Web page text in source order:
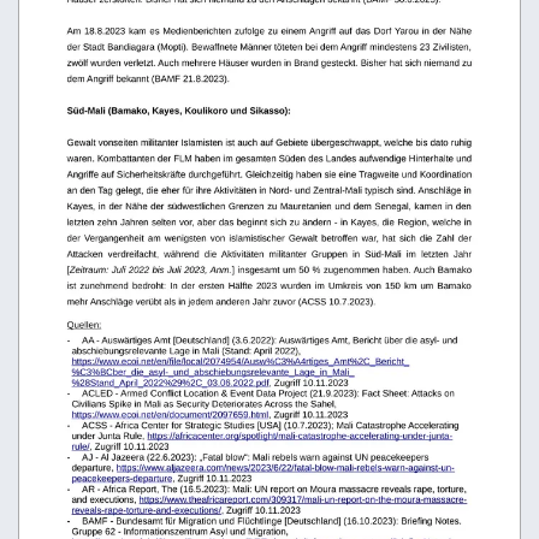
Am 18.8.2023 kam es Medienberichten zufolge zu einem Angriff auf das Dorf Yarou in der Nähe
der Stadt Bandiagara (Mopti). Bewaffnete Männer töteten bei dem Angriff mindestens 23 Zivilisten,
zwölf wurden verletzt. Auch mehrere Häuser wurden in Brand gesteckt. Bisher hat sich niemand zu
dem Angriff bekannt (BAMF 21.8.2023).
Süd-Mali (Bamako, Kayes, Koulikoro und Sikasso):
Gewalt vonseiten militanter Islamisten ist auch auf Gebiete übergeschwappt, welche bis dato ruhig
waren. Kombattanten der FLM haben im gesamten Süden des Landes aufwendige Hinterhalte und
Angriffe auf Sicherheitskräfte durchgeführt. Gleichzeitig haben sie eine Tragweite und Koordination
an den Tag gelegt, die eher für ihre Aktivitäten in Nord- und Zentral-Mali typisch sind. Anschläge in
Kayes, in der Nähe der südwestlichen Grenzen zu Mauretanien und dem Senegal, kamen in den
letzten zehn Jahren selten vor, aber das beginnt sich zu ändern - in Kayes, die Region, welche in
der Vergangenheit am wenigsten von islamistischer Gewalt betroffen war, hat sich die Zahl der
Attacken   verdreifacht,   während   die  Aktivitäten   militanter   Gruppen   in   Süd-Mali   im   letzten   Jahr
Zeitraum: Juli 2022 bis Juli 2023, Anm. ] insgesamt um 50 % zugenommen haben. Auch Bamako
ist zunehmend bedroht: In der ersten Hälfte 2023 wurden im Umkreis von 150 km um Bamako
mehr Anschläge verübt als in jedem anderen Jahr zuvor (ACSS 10.7.2023).
Quellen:
-
AA - Auswärtiges Amt [Deutschland] (3.6.2022): Auswärtiges Amt, Bericht über die asyl- und
abschiebungsrelevante Lage in Mali (Stand: April 2022),
https://www.ecoi.net/en/file/local/2074954/Ausw%C3%A4rtiges_Amt%2C_Bericht_
%C3%BCber_die_asyl-_und_abschiebungsrelevante_Lage_in_Mali_
%28Stand_April_2022%29%2C_03.06.2022.pdf, Zugriff 10.11.2023
-
ACLED - Armed Conflict Location & Event Data Project (21.9.2023): Fact Sheet: Attacks on
Civilians Spike in Mali as Security Deteriorates Across the Sahel,
https://www.ecoi.net/en/document/2097659.html, Zugriff 10.11.2023
-
ACSS - Africa Center for Strategic Studies [USA] (10.7.2023); Mali Catastrophe Accelerating
under Junta Rule, https://africacenter.org/spotlight/mali-catastrophe-accelerating-under-junta-
rule/, Zugriff 10.11.2023
-
AJ - Al Jazeera (22.6.2023): „Fatal blow“: Mali rebels warn against UN peacekeepers
departure, https://www.aljazeera.com/news/2023/6/22/fatal-blow-mali-rebels-warn-against-un-
peacekeepers-departure, Zugriff 10.11.2023
-
AR - Africa Report, The (16.5.2023): Mali: UN report on Moura massacre reveals rape, torture,
and executions, https://www.theafricareport.com/309317/mali-un-report-on-the-moura-massacre-
reveals-rape-torture-and-executions/, Zugriff 10.11.2023
-
BAMF - Bundesamt für Migration und Flüchtlinge [Deutschland] (16.10.2023): Briefing Notes.
Gruppe 62 - Informationszentrum Asyl und Migration,